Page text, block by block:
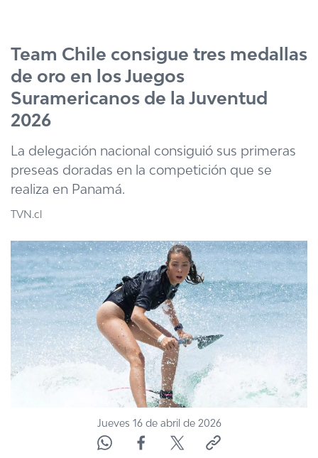
Team Chile consigue tres medallas
de oro en los Juegos
Suramericanos de la Juventud
2026
La delegación nacional consiguió sus primeras
preseas doradas en la competición que se
realiza en Panamá.
TVN.cl
Jueves 16 de abril de 2026